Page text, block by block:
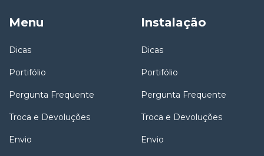
Menu
Dicas
Portifólio
Pergunta Frequente
Troca e Devoluções
Envio
Instalação
Dicas
Portifólio
Pergunta Frequente
Troca e Devoluções
Envio